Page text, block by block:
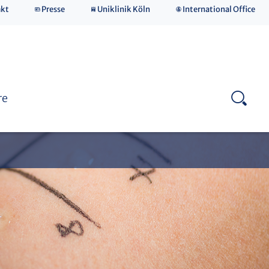
Presse Uniklinik Köln International Office